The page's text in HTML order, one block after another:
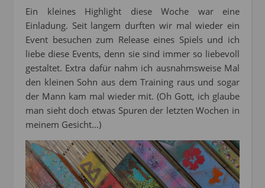
Ein kleines Highlight diese Woche war eine
Einladung. Seit langem durften wir mal wieder ein
Event besuchen zum Release eines Spiels und ich
liebe diese Events, denn sie sind immer so liebevoll
gestaltet. Extra dafür nahm ich ausnahmsweise Mal
den kleinen Sohn aus dem Training raus und sogar
der Mann kam mal wieder mit. (Oh Gott, ich glaube
man sieht doch etwas Spuren der letzten Wochen in
meinem Gesicht…)